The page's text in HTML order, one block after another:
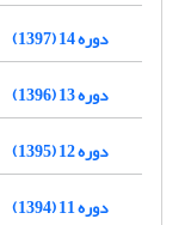
دوره 14 (1397)
دوره 13 (1396)
دوره 12 (1395)
دوره 11 (1394)